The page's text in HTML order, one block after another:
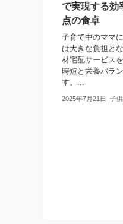
で実現する効
点の食卓
子育て中のママ
は大きな負担と
材宅配サービス
時短と栄養バラ
す。...
2025年7月21日 子